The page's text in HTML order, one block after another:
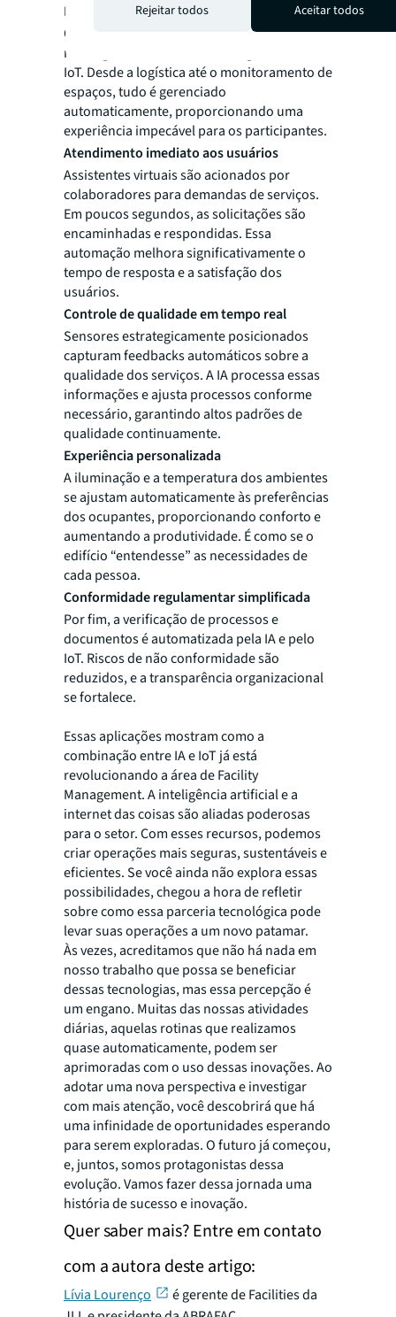
Planejamento preciso de eventos
Organizar eventos corporativos se torna
mais ágil com ferramentas integradas de IA e
IoT. Desde a logística até o monitoramento de
espaços, tudo é gerenciado
automaticamente, proporcionando uma
experiência impecável para os participantes.
Atendimento imediato aos usuários
Assistentes virtuais são acionados por
colaboradores para demandas de serviços.
Em poucos segundos, as solicitações são
encaminhadas e respondidas. Essa
automação melhora significativamente o
tempo de resposta e a satisfação dos
usuários.
Controle de qualidade em tempo real
Sensores estrategicamente posicionados
capturam feedbacks automáticos sobre a
qualidade dos serviços. A IA processa essas
informações e ajusta processos conforme
necessário, garantindo altos padrões de
qualidade continuamente.
Experiência personalizada
A iluminação e a temperatura dos ambientes
se ajustam automaticamente às preferências
dos ocupantes, proporcionando conforto e
aumentando a produtividade. É como se o
edifício “entendesse” as necessidades de
cada pessoa.
Conformidade regulamentar simplificada
Por fim, a verificação de processos e
documentos é automatizada pela IA e pelo
IoT. Riscos de não conformidade são
reduzidos, e a transparência organizacional
se fortalece.
Essas aplicações mostram como a
combinação entre IA e IoT já está
revolucionando a área de Facility
Management. A inteligência artificial e a
internet das coisas são aliadas poderosas
para o setor. Com esses recursos, podemos
criar operações mais seguras, sustentáveis e
eficientes. Se você ainda não explora essas
possibilidades, chegou a hora de refletir
sobre como essa parceria tecnológica pode
levar suas operações a um novo patamar.
Às vezes, acreditamos que não há nada em
nosso trabalho que possa se beneficiar
dessas tecnologias, mas essa percepção é
um engano. Muitas das nossas atividades
diárias, aquelas rotinas que realizamos
quase automaticamente, podem ser
aprimoradas com o uso dessas inovações. Ao
adotar uma nova perspectiva e investigar
com mais atenção, você descobrirá que há
uma infinidade de oportunidades esperando
para serem exploradas. O futuro já começou,
e, juntos, somos protagonistas dessa
evolução. Vamos fazer dessa jornada uma
história de sucesso e inovação.
Quer saber mais? Entre em contato
com a autora deste artigo:
Lívia Lourenço
é gerente de Facilities da
Rejeitar todos
Aceitar todos